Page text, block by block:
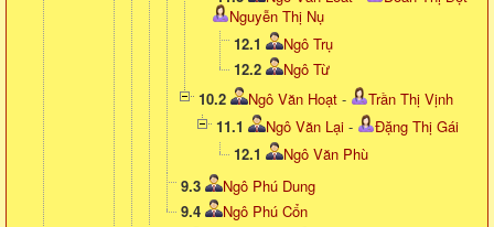
Nguyễn Thị Nụ
12.1
Ngô Trụ
12.2
Ngô Từ
10.2
Ngô Văn Hoạt -
Trần Thị Vịnh
11.1
Ngô Văn Lại -
Đặng Thị Gái
12.1
Ngô Văn Phù
9.3
Ngô Phú Dung
9.4
Ngô Phú Cổn